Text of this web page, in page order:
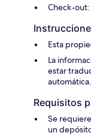
Check-
Esta
La
estar
automática.
Requisitos
Se
un